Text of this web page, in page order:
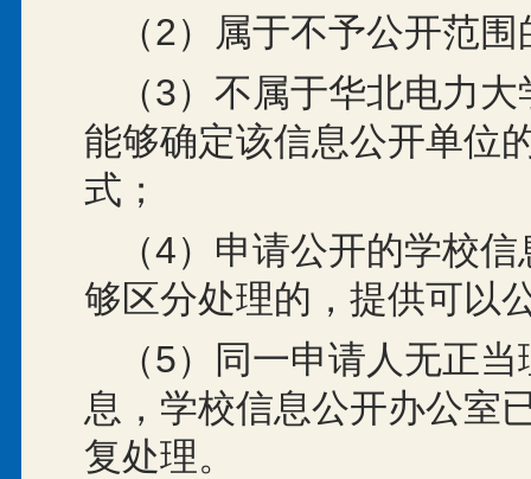
（2）属于不予公开范
（3）不属于华北电力
能够确定该信息公开单位
式；
（4）申请公开的学校
够区分处理的，提供可以
（5）同一申请人无正
息，学校信息公开办公室
复处理。